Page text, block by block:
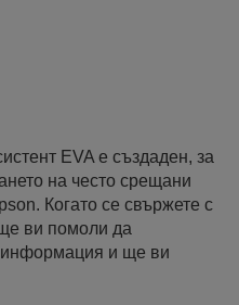
EVA е създаден, за
на често срещани
Когато се свържете с
ви помоли да
информация и ще ви